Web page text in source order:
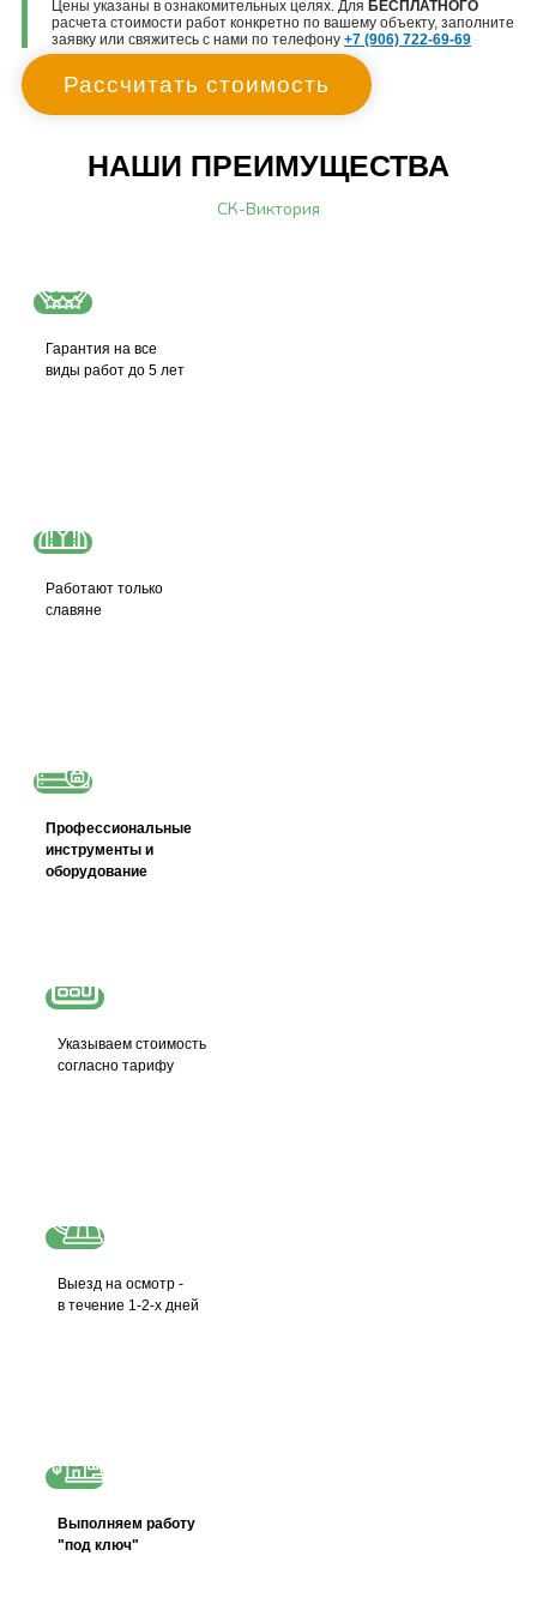
Цены указаны в ознакомительных целях. Для БЕСПЛАТНОГО
расчета стоимости работ конкретно по вашему объекту, заполните
заявку или свяжитесь с нами по телефону +7 (906) 722-69-69
Рассчитать стоимость
НАШИ ПРЕИМУЩЕСТВА
СК-Виктория
Гарантия на все
виды работ до 5 лет
Работают только
славяне
Профессиональные
инструменты и
оборудование
Указываем стоимость
согласно тарифу
Выезд на осмотр -
в течение 1-2-х дней
Выполняем работу
"под ключ"